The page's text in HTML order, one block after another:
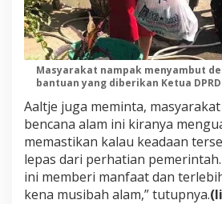
Masyarakat nampak menyambut
bantuan yang diberikan Ketua
Aaltje juga meminta,
bencana alam ini kiranya
memastikan kalau keadaan
lepas dari perhatian
ini memberi manfaat dan
kena musibah alam,” tutupnya.